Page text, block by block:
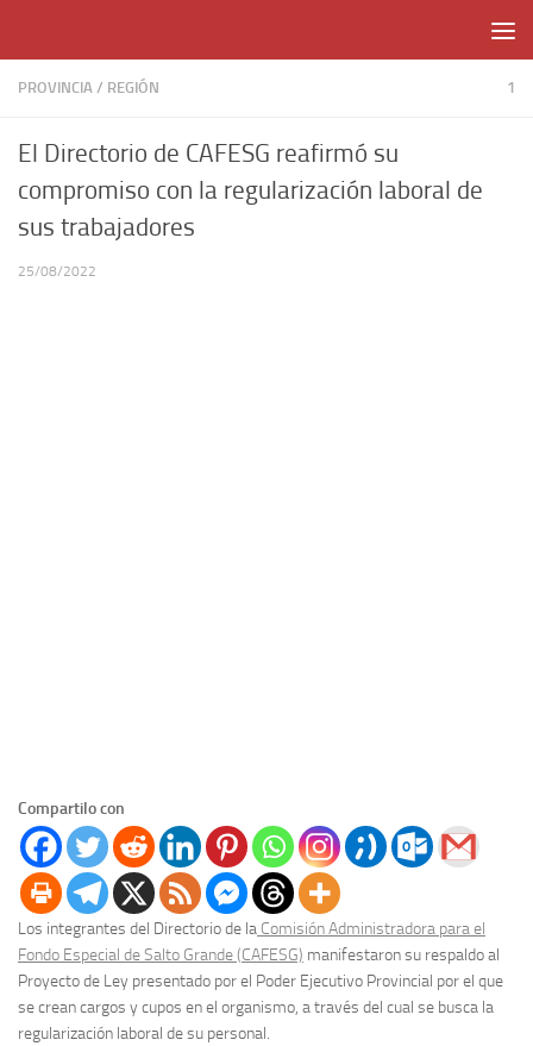
PROVINCIA / REGIÓN 1
El Directorio de CAFESG reafirmó su
compromiso con la regularización laboral de
sus trabajadores
25/08/2022
Compartilo con
Los integrantes del Directorio de la Comisión Administradora para el
Fondo Especial de Salto Grande (CAFESG) manifestaron su respaldo al
Proyecto de Ley presentado por el Poder Ejecutivo Provincial por el que
se crean cargos y cupos en el organismo, a través del cual se busca la
regularización laboral de su personal.